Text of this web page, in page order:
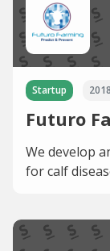
Startup 2018
Futuro
We develop
for calf